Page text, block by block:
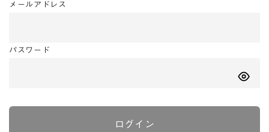
メールアドレス
パスワード
ログイン